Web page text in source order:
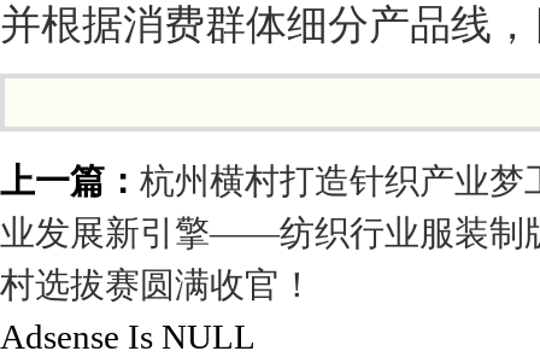
并根据消费群体细分产品线
上一篇： 杭州横村打造针织产业梦
业发展新引擎——纺织行业服装制
村选拔赛圆满收官！
Adsense Is NULL